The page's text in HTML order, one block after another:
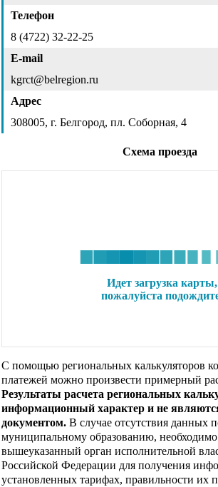
Телефон
8 (4722) 32-22-25
E-mail
kgrct@belregion.ru
Адрес
308005, г. Белгород, пл. Соборная, 4
Схема проезда
С помощью региональных калькуляторов
платежей можно произвести примерный
Результаты расчета региональных
информационный характер и не
документом. В случае отсутствия данных
муниципальному образованию, необходимо
вышеуказанный орган исполнительной
Российской Федерации для получения
установленных тарифах, правильности их